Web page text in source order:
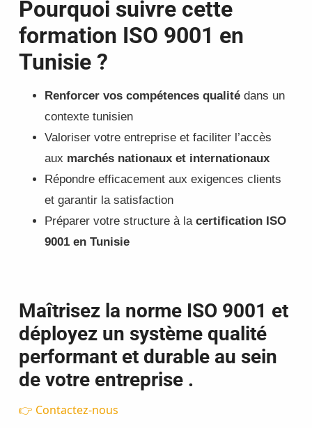
Pourquoi suivre cette
formation ISO 9001 en
Tunisie ?
Renforcer vos compétences qualitédans un
contexte tunisien
Valoriser votre entreprise et faciliter l’accès
aux marchés nationaux et internationaux
Répondre efficacement aux exigences clients
et garantir la satisfaction
Préparer votre structure à la certification ISO
9001 en Tunisie
Maîtrisez la norme ISO 9001 et
déployez un système qualité
performant et durable au sein
de votre entreprise .
👉 Contactez-nous